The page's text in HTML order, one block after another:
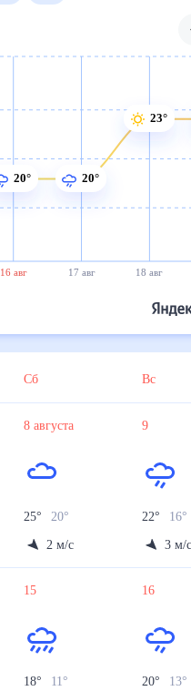
16 авг 17 авг 18 авг
20° 20°
23°
Сб Вс
8 августа
25° 20
2 м/с
9
22° 16°
3 м/
15
18° 11°
16
20° 13°